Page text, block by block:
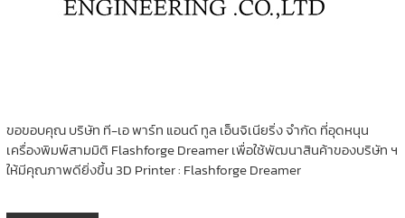
ขอขอบคุณ บริษัท ที-เอ พาร์ท แอนด์ ทูล เอ็นจิเนียริ่ง จำกัด ที่อุดหนุน
เครื่องพิมพ์สามมิติ Flashforge Dreamer เพื่อใช้พัฒนาสินค้าของบริษัท ฯ
ให้มีคุณภาพดียิ่งขึ้น 3D Printer : Flashforge Dreamer